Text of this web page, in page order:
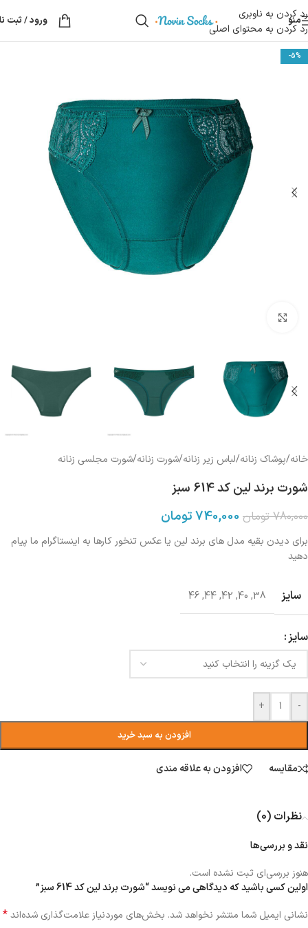
رد کردن به ناوبری
رد کردن به محتوای اصلی
منو ورود / ثبت
-5%
خانه/پوشاک زنانه/لباس زیر زنانه/شورت زنانه/شورت مجلسی زنانه
شورت برند لین کد 614 سبز
780,000 تومان 740,000تومان
برای دیدن بقیه مدل های برند لین یا عکس تنخور کارها به اینستاگرام ما پیام
دهید
سایز 38
,
40
,
42
,
44
,
46
سایز
-
+
افزودن به سبد خرید
مقایسه افزودن به علاقه مندی
نظرات (0)
نقد و بررسی‌ها
هنوز بررسی‌ای ثبت نشده است.
اولین کسی باشید که دیدگاهی می نویسد “شورت برند لین کد 614 سبز”
نشانی ایمیل شما منتشر نخواهد شد. بخش‌های موردنیاز علامت‌گذاری شده‌اند*